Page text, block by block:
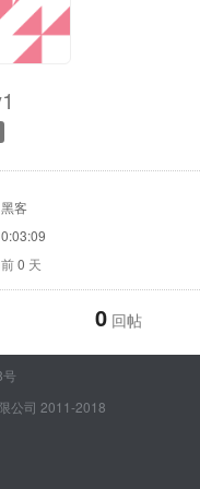
客
0 天
0 回帖
公司 2011-2018